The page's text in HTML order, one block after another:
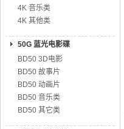
4K 音乐类
4K 其他类
50G 蓝光电影碟
BD50 3D电影
BD50 故事片
BD50 动画片
BD50 音乐类
BD50 其它类